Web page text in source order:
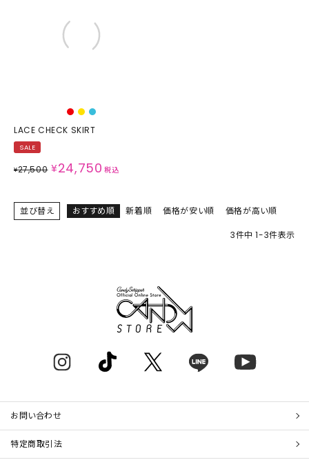
LACE CHECK SKIRT
SALE
¥27,500 ¥24,750 税込
並び替え おすすめ順 新着順 価格が安い順 価格が高い順
3件中 1-3件表示
お問い合わせ
特定商取引法